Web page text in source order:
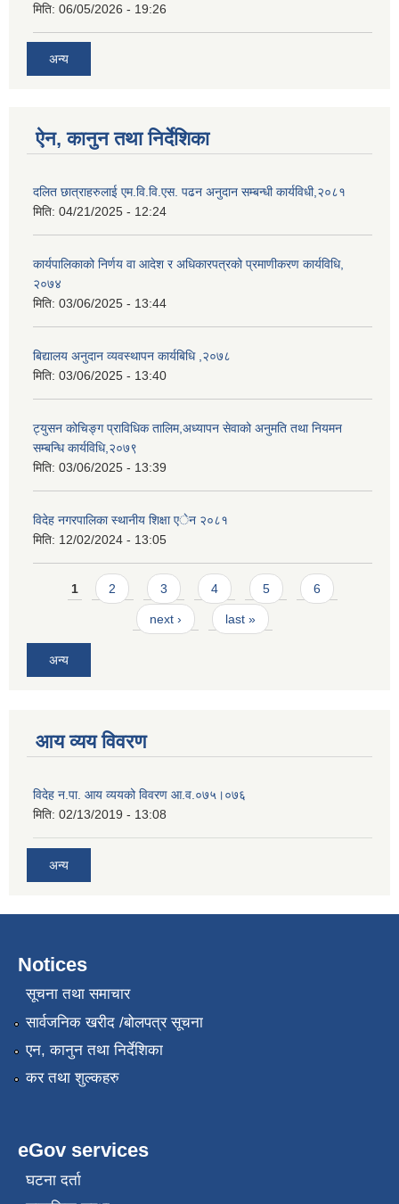
मिति: 06/05/2026 - 19:26
अन्य
ऐन, कानुन तथा निर्देशिका
दलित छात्राहरुलाई एम.वि.वि.एस. पढन अनुदान सम्बन्धी कार्यविधी,२०८१
मिति: 04/21/2025 - 12:24
कार्यपालिकाको निर्णय वा आदेश र अधिकारपत्रको प्रमाणीकरण कार्यविधि,
२०७४
मिति: 03/06/2025 - 13:44
बिद्यालय अनुदान व्यवस्थापन कार्यबिधि ,२०७८
मिति: 03/06/2025 - 13:40
ट्युसन कोचिङ्ग प्राविधिक तालिम,अध्यापन सेवाको अनुमति तथा नियमन
सम्बन्धि कार्यविधि,२०७९
मिति: 03/06/2025 - 13:39
विदेह नगरपालिका स्थानीय शिक्षा एेन २०८१
मिति: 12/02/2024 - 13:05
Pages
1 2 3 4 5 6
next › last »
अन्य
आय व्यय विवरण
विदेह न.पा. आय व्ययको विवरण आ.व.०७५।०७६
मिति: 02/13/2019 - 13:08
अन्य
Notices
सूचना तथा समाचार
सार्वजनिक खरीद /बोलपत्र सूचना
एन, कानुन तथा निर्देशिका
कर तथा शुल्कहरु
eGov services
घटना दर्ता